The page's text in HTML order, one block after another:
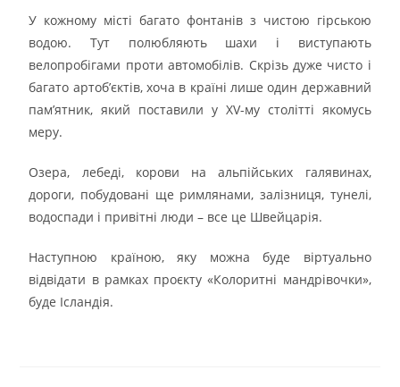
У кожному місті багато фонтанів з чистою гірською
водою. Тут полюбляють шахи і виступають
велопробігами проти автомобілів. Скрізь дуже чисто і
багато артоб’єктів, хоча в країні лише один державний
пам’ятник, який поставили у XV-му столітті якомусь
меру.
Озера, лебеді, корови на альпійських галявинах,
дороги, побудовані ще римлянами, залізниця, тунелі,
водоспади і привітні люди – все це Швейцарія.
Наступною країною, яку можна буде віртуально
відвідати в рамках проєкту «Колоритні мандрівочки»,
буде Ісландія.